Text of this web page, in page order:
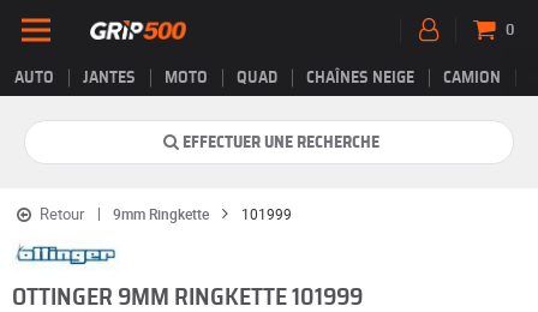
AUTO JANTES MOTO QUAD CHAÎNES NEIGE CAMION
0
EFFECTUER UNE RECHERCHE
Retour 9mm Ringkette 101999
OTTINGER 9MM RINGKETTE 101999